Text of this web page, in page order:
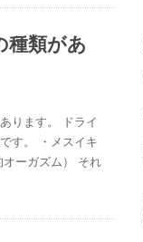
種類があ
ります。 ドライ
す。 ・メスイキ
オーガズム） それ